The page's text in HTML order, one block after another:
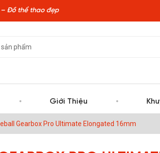
– Đồ thể thao đẹp
Giới Thiệu
Gearbox Pro Ultimate Elongated 16mm